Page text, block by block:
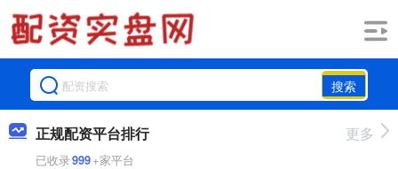
搜索
正规配资平台排行
已收录999+家平台
更多